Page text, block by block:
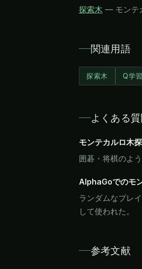
探索木 — モンテ
関連用語
探索木 Q学習
よくある
モンテカルロ木
囲碁・将棋のよ
AlphaGoでのモ
ランダムなプレ
して使われた。
参考文献